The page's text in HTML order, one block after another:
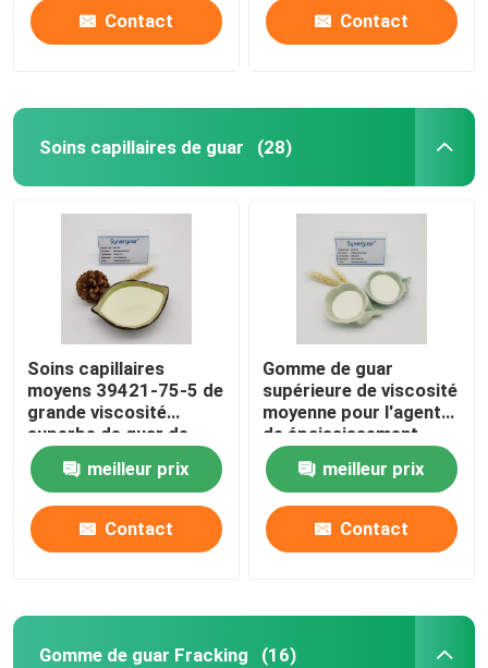
Contact Contact
Soins capillaires de guar (28)
Soins capillaires
moyens 39421-75-5 de
grande viscosité
superbe de guar de
substitution
hydroxypropylique
meilleur prix
Contact
Gomme de guar
supérieure de viscosité
moyenne pour l'agent
de épaississement
organique
hydroxypropylique de
conditionneur pour
cheveux
meilleur prix
Contact
Gomme de guar Fracking (16)